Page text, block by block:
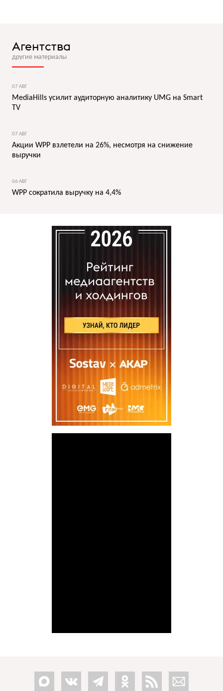
Агентства
другие материалы
07 АВГ
MediaHills усилит аудиторную аналитику UMG на Smart
TV
07 АВГ
Акции WPP взлетели на 26%, несмотря на снижение
выручки
06 АВГ
WPP сократила выручку на 4,4%